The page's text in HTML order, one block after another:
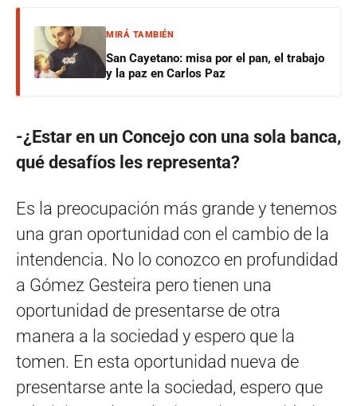
MIRÁ TAMBIÉN
San Cayetano: misa por el pan, el trabajo
y la paz en Carlos Paz
-¿Estar en un Concejo con una sola banca,
qué desafíos les representa?
Es la preocupación más grande y tenemos
una gran oportunidad con el cambio de la
intendencia. No lo conozco en profundidad
a Gómez Gesteira pero tienen una
oportunidad de presentarse de otra
manera a la sociedad y espero que la
tomen. En esta oportunidad nueva de
presentarse ante la sociedad, espero que